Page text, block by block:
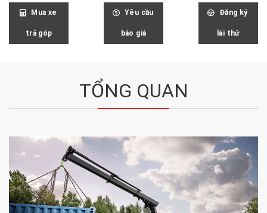
Mua xe
trả góp
Yêu cầu
báo giá
Đăng ký
lái thử
TỔNG QUAN